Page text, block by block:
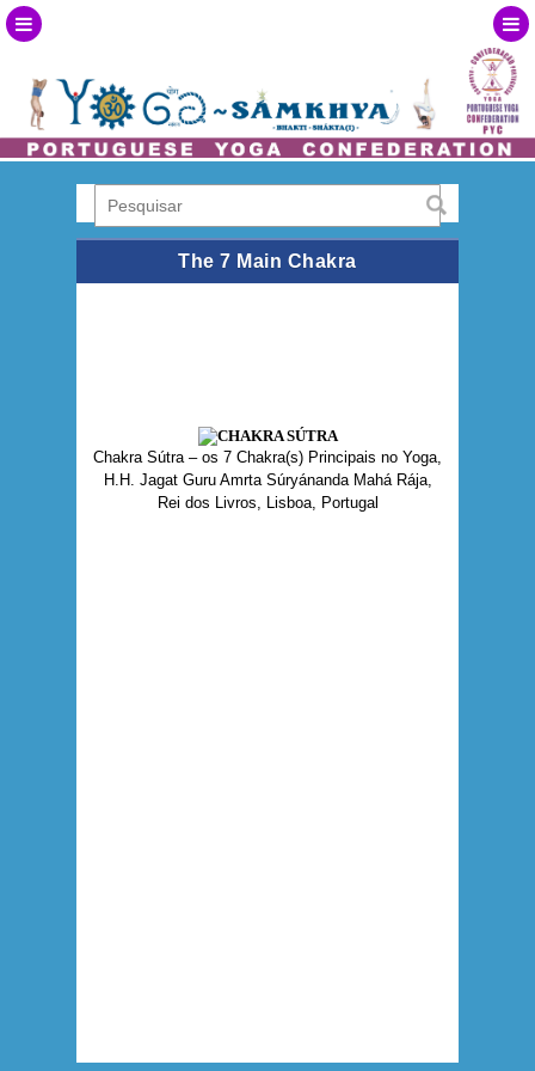
The 7 Main Chakra
Chakra Sútra – os 7 Chakra(s) Principais no Yoga,
H.H. Jagat Guru Amrta Súryánanda Mahá Rája,
Rei dos Livros, Lisboa, Portugal